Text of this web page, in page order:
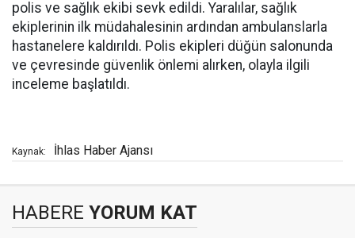
polis ve sağlık ekibi sevk edildi. Yaralılar, sağlık
ekiplerinin ilk müdahalesinin ardından ambulanslarla
hastanelere kaldırıldı. Polis ekipleri düğün salonunda
ve çevresinde güvenlik önlemi alırken, olayla ilgili
inceleme başlatıldı.
Kaynak: İhlas Haber Ajansı
HABERE YORUM KAT